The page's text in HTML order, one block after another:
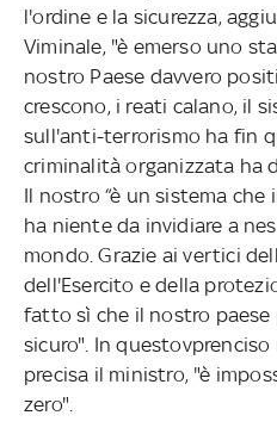
l'ordine e la sicurezza,
Viminale, "è emerso uno
nostro Paese davvero
crescono, i reati calano, il
sull'anti-terrorismo ha fin
criminalità organizzata ha
Il nostro “è un sistema
ha niente da invidiare a
mondo. Grazie ai vertici
dell'Esercito e della
fatto sì che il nostro paese
sicuro". In
precisa il ministro, "è
zero".